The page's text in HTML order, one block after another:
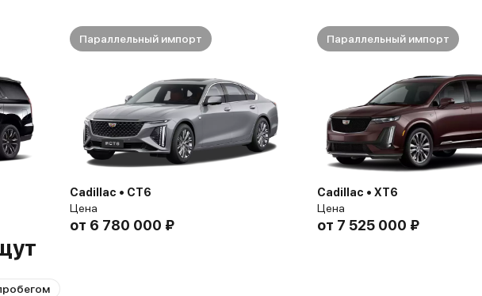
Параллельный импорт
Cadillac • CT6
Цена
от 6 780 000 ₽
Параллельный импорт
Cadillac • XT6
Цена
от 7 525 000 ₽